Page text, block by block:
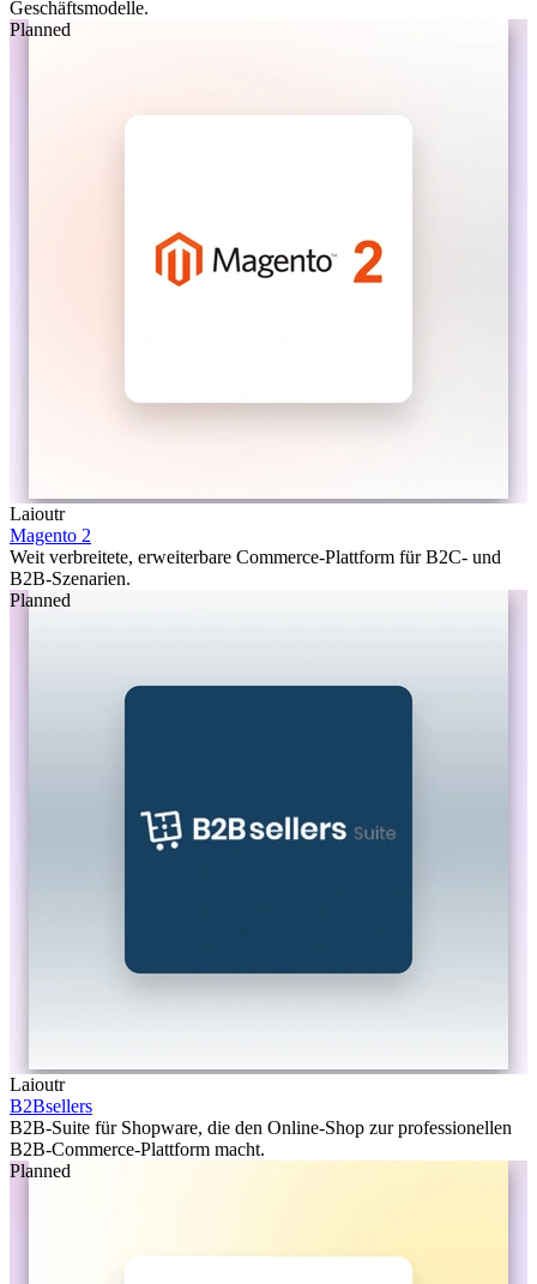
Geschäftsmodelle.
Planned
Laioutr
Magento 2
Weit verbreitete, erweiterbare Commerce-Plattform für B2C- und
B2B-Szenarien.
Planned
Laioutr
B2Bsellers
B2B-Suite für Shopware, die den Online-Shop zur professionellen
B2B-Commerce-Plattform macht.
Planned